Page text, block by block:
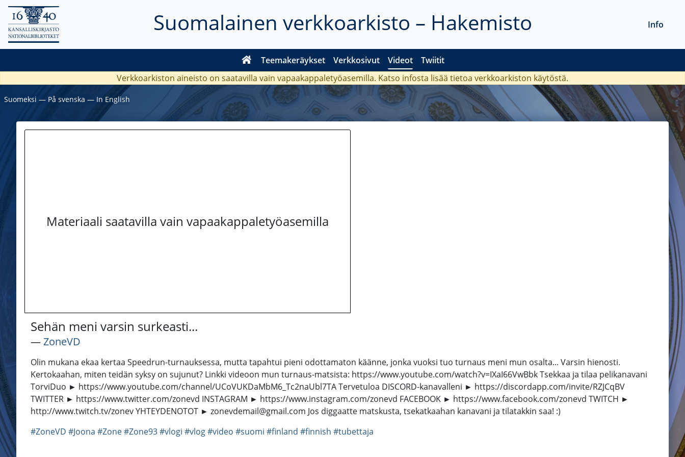
Suomalainen verkkoarkisto – Hakemisto
Teemakeräykset Verkkosivut Videot Twiitit
Info
Verkkoarkiston aineisto on saatavilla vain vapaakappaletyöasemilla. Katso infosta lisää tietoa verkkoarkiston käytöstä.
Suomeksi ― På svenska ― In English
Materiaali saatavilla vain vapaakappaletyöasemilla
Sehän meni varsin surkeasti...
―ZoneVD
Olin mukana ekaa kertaa Speedrun-turnauksessa, mutta tapahtui pieni odottamaton käänne, jonka vuoksi tuo turnaus meni mun osalta... Varsin hienosti.
Kertokaahan, miten teidän syksy on sujunut? Linkki videoon mun turnaus-matsista: https://www.youtube.com/watch?v=IXaI66VwBbk Tsekkaa ja tilaa pelikanavani
TorviDuo ► https://www.youtube.com/channel/UCoVUKDaMbM6_Tc2naUbl7TA Tervetuloa DISCORD-kanavalleni ► https://discordapp.com/invite/RZJCqBV
TWITTER ► https://www.twitter.com/zonevd INSTAGRAM ► https://www.instagram.com/zonevd FACEBOOK ► https://www.facebook.com/zonevd TWITCH ►
http://www.twitch.tv/zonev YHTEYDENOTOT ► zonevdemail@gmail.com Jos diggaatte matskusta, tsekatkaahan kanavani ja tilatakkin saa! :)
#ZoneVD #Joona #Zone#Zone93#vlogi #vlog#video #suomi #finland #finnish #tubettaja